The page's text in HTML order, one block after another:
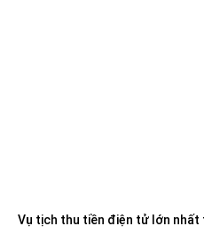
Vụ tịch thu tiền điện tử lớn nhất